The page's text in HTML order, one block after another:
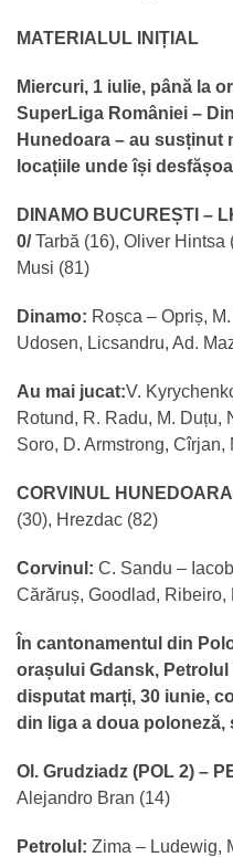
MATERIALUL INIȚIAL
Miercuri, 1 iulie, până la
SuperLiga României –
Hunedoara – au susținut
locațiile unde își
DINAMO BUCUREȘTI –
0/Tarbă (16), Oliver Hintsa
Musi (81)
Dinamo: Roșca – Opriș,
Udosen, Licsandru, Ad.
Au mai jucat:V.
Rotund, R. Radu, M. Duțu,
Soro, D. Armstrong, Cîrjan,
CORVINUL
(30), Hrezdac (82)
Corvinul: C. Sandu –
Cărăruș, Goodlad, Ribeiro,
În cantonamentul din
orașului Gdansk, Petrolul
disputat marți, 30 iunie,
din liga a doua poloneză,
Ol. Grudziadz (POL 2) –
Alejandro Bran (14)
Petrolul: Zima – Ludewig,